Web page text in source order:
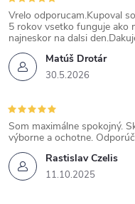
Matúš Drotár
30.5.2026
Vrelo odporucam.Kupoval
5 rokov vsetko funguje ako
najneskor na dalsi
Rastislav Czelis
11.10.2025
Som maximálne spokojný.
výborne a ochotne.